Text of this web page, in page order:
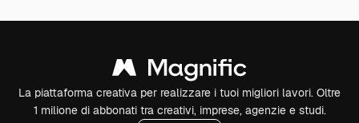
La piattaforma creativa per realizzare i tuoi migliori lavori. Oltre
1 milione di abbonati tra creativi, imprese, agenzie e studi.